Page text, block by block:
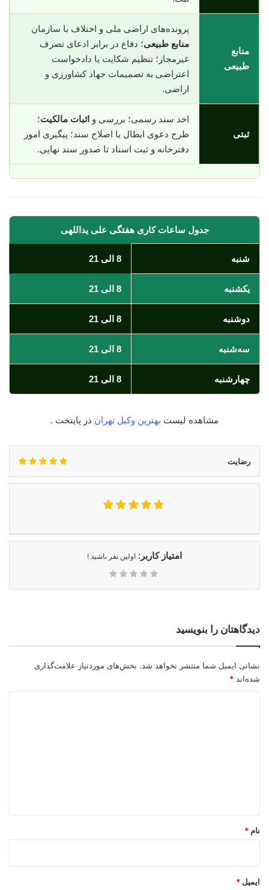
منابع
طبیعی
پرونده‌های اراضی ملی و اختلاف با سازمان
منابع طبیعی؛ دفاع در برابر ادعای تصرف
غیرمجاز؛ تنظیم شکایت یا دادخواست
اعتراضی به تصمیمات جهاد کشاورزی و
اراضی.
ثبتی
اخذ سند رسمی؛ بررسی و اثبات مالکیت؛
طرح دعوی ابطال یا اصلاح سند؛ پیگیری امور
دفترخانه و ثبت اسناد تا صدور سند نهایی.
جدول ساعات کاری هفتگی علی یداللهی
شنبه 8 الی 21
یکشنبه 8 الی 21
دوشنبه 8 الی 21
سه‌شنبه 8 الی 21
چهارشنبه 8 الی 21
مشاهده لیست بهترین وکیل تهران در پایتخت .
رضایت
امتیاز کاربر: اولین نفر باشید !
دیدگاهتان را بنویسید
نشانی ایمیل شما منتشر نخواهد شد. بخش‌های موردنیاز علامت‌گذاری
شده‌اند *
نام *
ایمیل *